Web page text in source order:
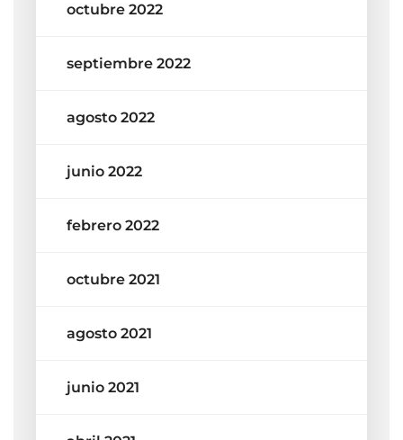
octubre 2022
septiembre 2022
agosto 2022
junio 2022
febrero 2022
octubre 2021
agosto 2021
junio 2021